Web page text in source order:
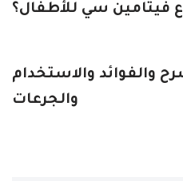
فيتامين سي للأطفال؟
والفوائد والاستخدام
والجرعات